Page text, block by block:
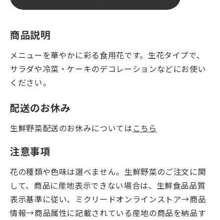
商品説明
メニューを華やかに彩る食用花です。生花タイプで、
サラダや冷菜・ケーキのデコレーションなどにお使い
ください。
配送のお休み
生鮮野菜配送のお休みについては こちら
注意事項
花の種類や色味は選べません。生鮮野菜のご注文に関
して、商品に産地表示できない場合は、生鮮食品品質
表示基準に従い、ミクリードオンラインストア→商品
情報→商品属性に記載されている産地の商品を納品す